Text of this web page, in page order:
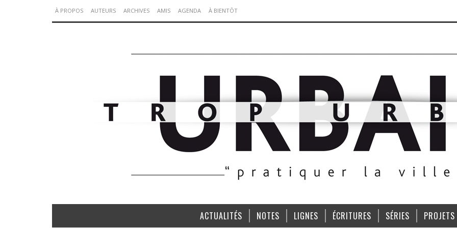
À PROPOS AUTEURS ARCHIVES AMIS AGENDA À BIENTÔT
ACTUALITÉS NOTES LIGNES ÉCRITURES SÉRIES PROJETS